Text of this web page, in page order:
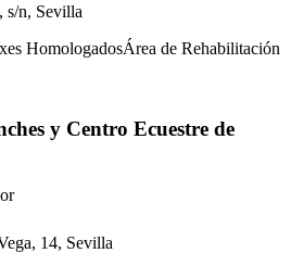
s/n, Sevilla
HomologadosÁrea de Rehabilitación
y Centro Ecuestre de
14, Sevilla